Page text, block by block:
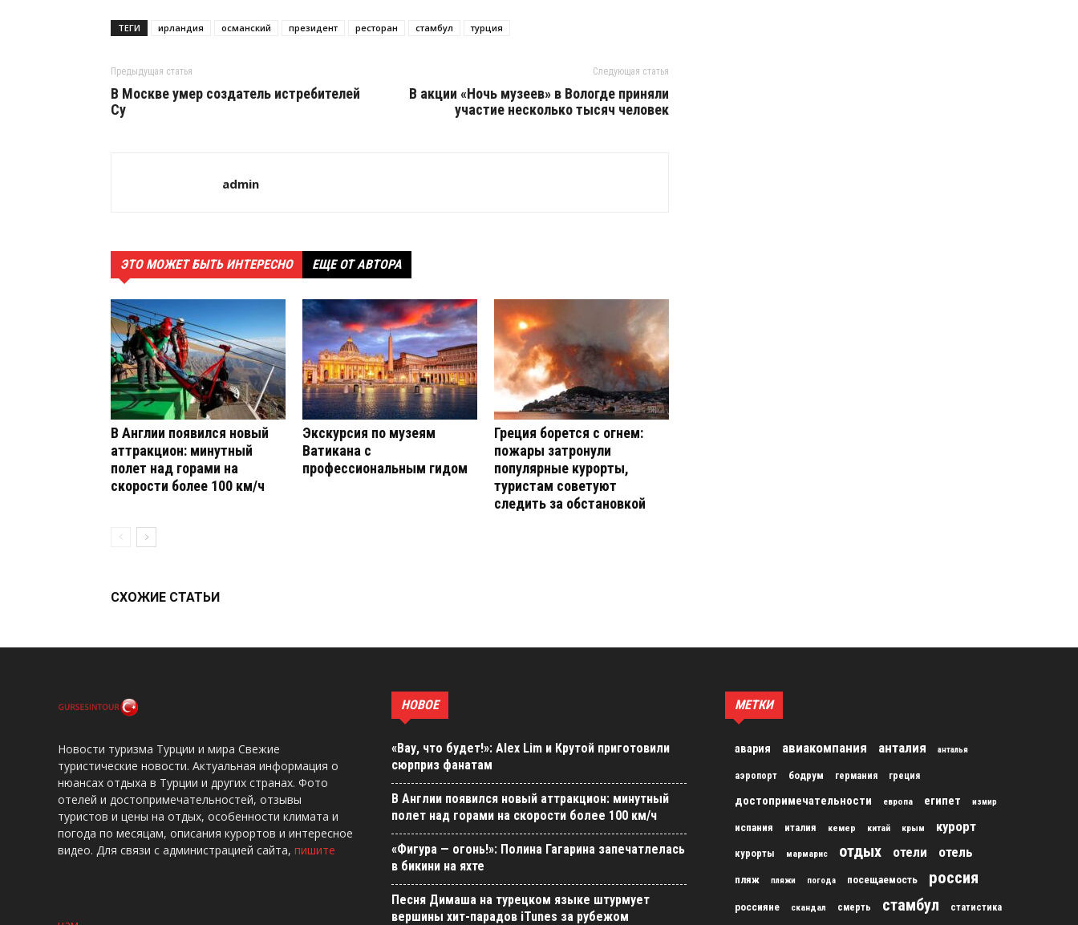
ТЕГИ ирландия османский президент ресторан стамбул турция
Предыдущая статья
В Москве умер создатель истребителей
Су
Следующая статья
В акции «Ночь музеев» в Вологде приняли
участие несколько тысяч человек
admin
ЭТО МОЖЕТ БЫТЬ ИНТЕРЕСНО ЕЩЕ ОТ АВТОРА
В Англии появился новый
аттракцион: минутный
полет над горами на
скорости более 100 км/ч
Экскурсия по музеям
Ватикана с
профессиональным гидом
Греция борется с огнем:
пожары затронули
популярные курорты,
туристам советуют
следить за обстановкой
СХОЖИЕ СТАТЬИ
Новости туризма Турции и мира Свежие
туристические новости. Актуальная информация о
нюансах отдыха в Турции и других странах. Фото
отелей и достопримечательностей, отзывы
туристов и цены на отдых, особенности климата и
погода по месяцам, описания курортов и интересное
видео. Для связи с администрацией сайта, пишите
НОВОЕ
«Вау, что будет!»: Alex Lim и Крутой приготовили
сюрприз фанатам
В Англии появился новый аттракцион: минутный
полет над горами на скорости более 100 км/ч
«Фигура — огонь!»: Полина Гагарина запечатлелась
в бикини на яхте
Песня Димаша на турецком языке штурмует
вершины хит-парадов iTunes за рубежом
МЕТКИ
авария авиакомпания анталия анталья
аэропорт бодрум германия греция
достопримечательности европа египет измир
испания италия кемер китай крым курорт
курорты мармарис отдых отели отель
пляж пляжи погода посещаемость россия
россияне скандал смерть стамбул статистика